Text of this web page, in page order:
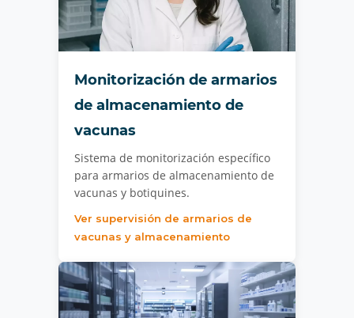
Monitorización de armarios
de almacenamiento de
vacunas
Sistema de monitorización específico
para armarios de almacenamiento de
vacunas y botiquines.
Ver supervisión de armarios de
vacunas y almacenamiento